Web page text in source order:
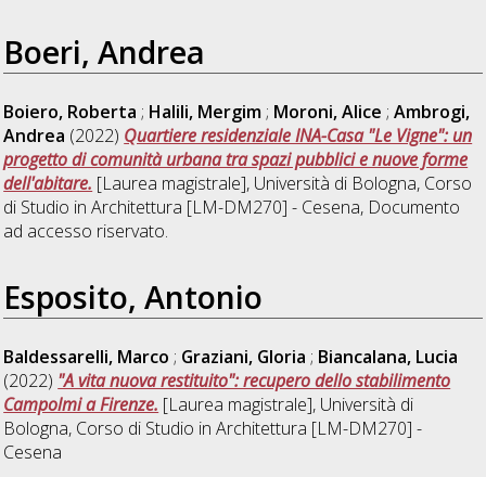
Boeri, Andrea
Boiero, Roberta ; Halili, Mergim; Moroni, Alice ;Ambrogi,
Andrea (2022) Quartiere residenziale INA-Casa "Le Vigne": un
progetto di comunità urbana tra spazi pubblici e nuove forme
dell'abitare. [Laurea magistrale], Università di Bologna, Corso
di Studio inArchitettura [LM-DM270] - Cesena, Documento
ad accesso riservato.
Esposito, Antonio
Baldessarelli, Marco ; Graziani, Gloria ; Biancalana, Lucia
(2022) "A vita nuova restituito": recupero dello stabilimento
Campolmi a Firenze. [Laurea magistrale], Università di
Bologna, Corso di Studio inArchitettura [LM-DM270] -
Cesena